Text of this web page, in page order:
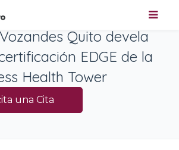
Quito devela
EDGE de la
Health Tower
una Cita